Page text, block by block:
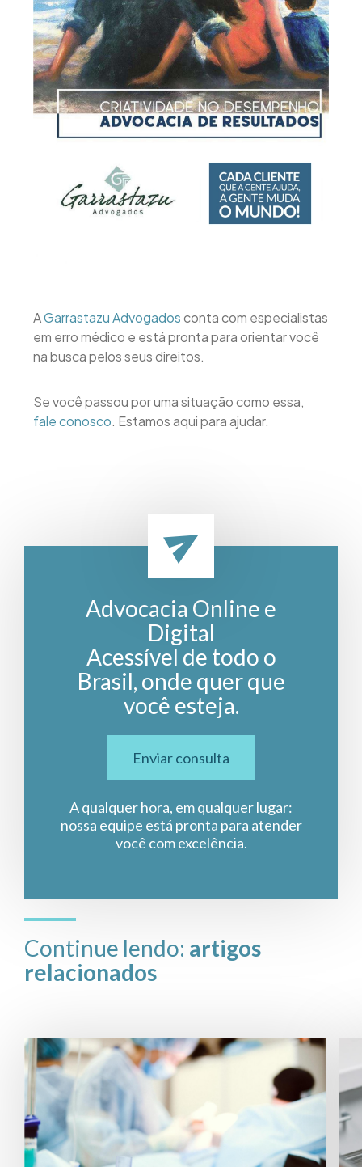
AGarrastazu Advogadosconta com especialistas
em erro médico e está pronta para orientar você
na busca pelos seus direitos.
Se você passou por uma situação como essa,
fale conosco. Estamos aqui para ajudar.
Advocacia Online e
Digital
Acessível de todo o
Brasil, onde quer que
você esteja.
Enviar consulta
A qualquer hora, em qualquer lugar:
nossa equipe está pronta para atender
você com excelência.
Continue lendo: artigos
relacionados